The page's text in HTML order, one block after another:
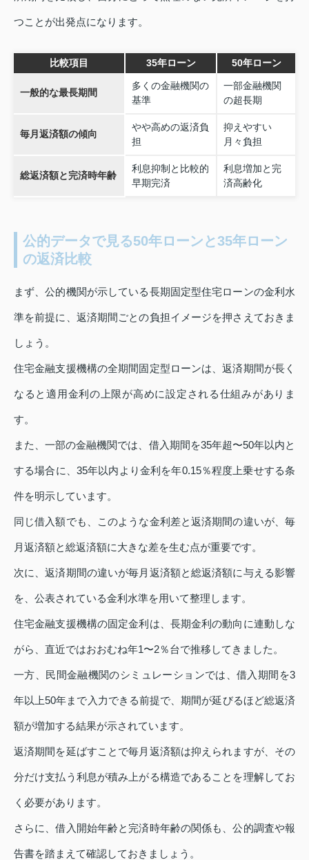
つことが出発点になります。
比較項目 35年ローン 50年ローン
一般的な最長期間
多くの金融機関の
基準
一部金融機関
の超長期
毎月返済額の傾向
やや高めの返済負
担
抑えやすい
月々負担
総返済額と完済時年齢
利息抑制と比較的
早期完済
利息増加と完
済高齢化
公的データで見る50年ローンと35年ローン
の返済比較
まず、公的機関が示している長期固定型住宅ローンの金利水
準を前提に、返済期間ごとの負担イメージを押さえておきま
しょう。
住宅金融支援機構の全期間固定型ローンは、返済期間が長く
なると適用金利の上限が高めに設定される仕組みがありま
す。
また、一部の金融機関では、借入期間を35年超〜50年以内と
する場合に、35年以内より金利を年0.15％程度上乗せする条
件を明示しています。
同じ借入額でも、このような金利差と返済期間の違いが、毎
月返済額と総返済額に大きな差を生む点が重要です。
次に、返済期間の違いが毎月返済額と総返済額に与える影響
を、公表されている金利水準を用いて整理します。
住宅金融支援機構の固定金利は、長期金利の動向に連動しな
がら、直近ではおおむね年1〜2％台で推移してきました。
一方、民間金融機関のシミュレーションでは、借入期間を3
年以上50年まで入力できる前提で、期間が延びるほど総返済
額が増加する結果が示されています。
返済期間を延ばすことで毎月返済額は抑えられますが、その
分だけ支払う利息が積み上がる構造であることを理解してお
く必要があります。
さらに、借入開始年齢と完済時年齢の関係も、公的調査や報
告書を踏まえて確認しておきましょう。